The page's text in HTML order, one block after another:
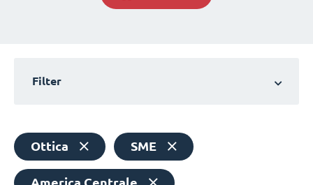
Filter
Ottica SME